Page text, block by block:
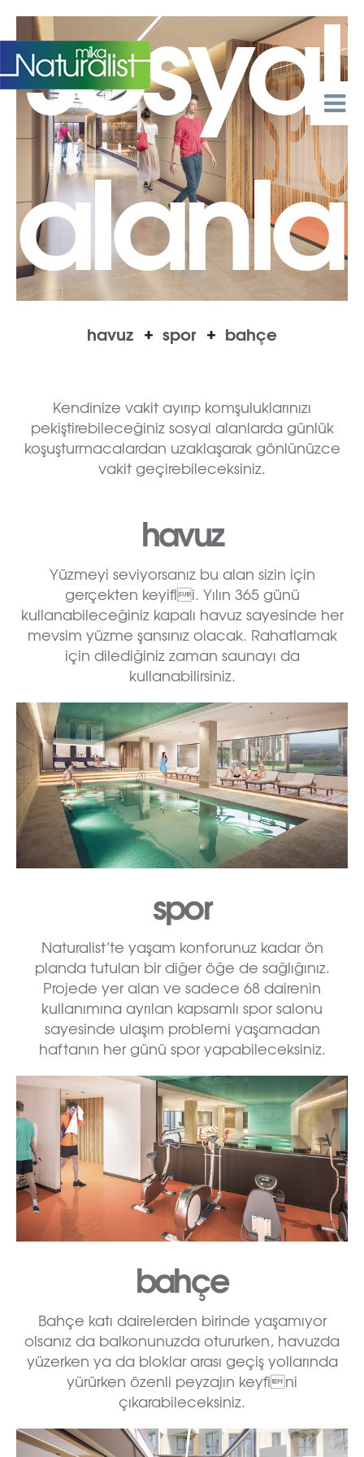
EN
sosyal
havuz spor bahçe
Kendinize vakit ayırıp komşuluklarınızı
pekiştirebileceğiniz sosyal alanlarda günlük
koşuşturmacalardan uzaklaşarak gönlünüzce
vakit geçirebileceksiniz.
havuz
Yüzmeyi seviyorsanız bu alan sizin için
gerçekten keyifli. Yılın 365 günü
kullanabileceğiniz kapalı havuz sayesinde her
mevsim yüzme şansınız olacak. Rahatlamak
için dilediğiniz zaman saunayı da
kullanabilirsiniz.
spor
Naturalist’te yaşam konforunuz kadar ön
planda tutulan bir diğer öğe de sağlığınız.
Projede yer alan ve sadece 68 dairenin
kullanımına ayrılan kapsamlı spor salonu
sayesinde ulaşım problemi yaşamadan
haftanın her günü spor yapabileceksiniz.
bahçe
Bahçe katı dairelerden birinde yaşamıyor
olsanız da balkonunuzda otururken, havuzda
yüzerken ya da bloklar arası geçiş yollarında
yürürken özenli peyzajın keyfini
çıkarabileceksiniz.